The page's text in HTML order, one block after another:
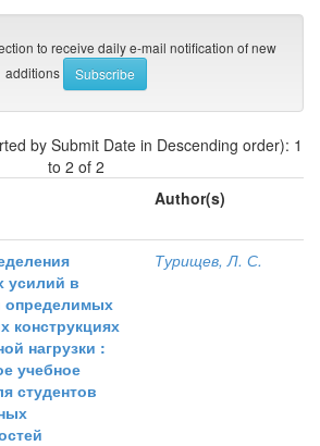
to receive daily e-mail notification of new
additions
by Submit Date in Descending order): 1
to 2 of 2
Author(s)
усилий в
определимых
конструкциях
нагрузки :
учебное
студентов
Турищев, Л. С.